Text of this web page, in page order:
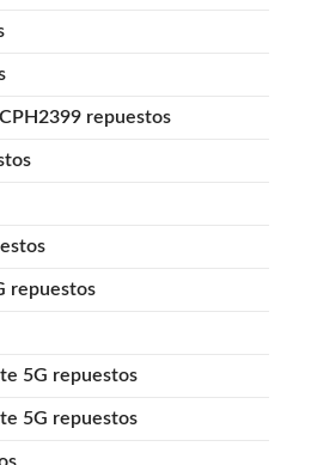
repuestos
repuestos
5G repuestos
5G repuestos